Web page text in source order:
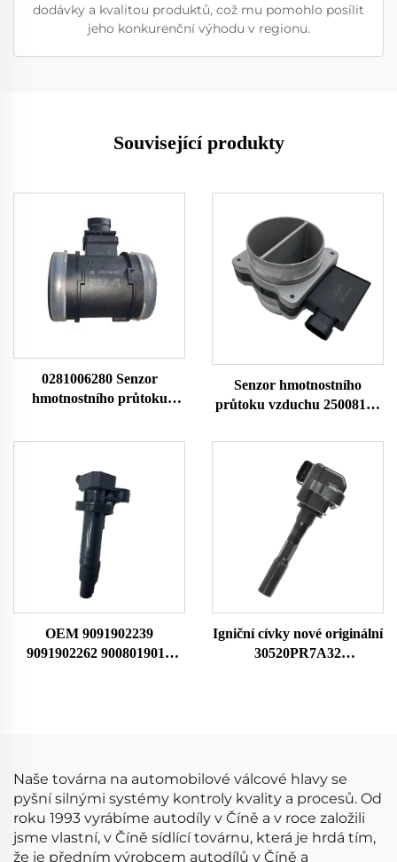
dodávky a kvalitou produktů, což mu pomohlo posílit
jeho konkurenční výhodu v regionu.
Související produkty
0281006280 Senzor
hmotnostního průtoku
průtokoměr
Senzor hmotnostního
průtoku vzduchu 25008176
25008309 25180303 Pro
Buick Chevrolet Senzor
hmotnostního průtoku
vzduchu Měřič průtoku
vzduchu
OEM 9091902239
9091902262 9008019015
Igniční cívky nové originální
30520PR7A32
Naše továrna na automobilové válcové hlavy se
pyšní silnými systémy kontroly kvality a procesů. Od
roku 1993 vyrábíme autodíly v Číně a v roce založili
jsme vlastní, v Číně sídlící továrnu, která je hrdá tím,
že je předním výrobcem autodílů v Číně a